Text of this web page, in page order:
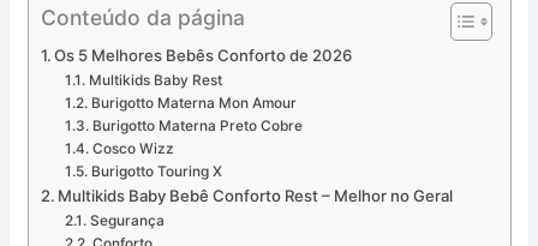
Conteúdo da página
Os 5 Melhores Bebês Conforto de 2026
Multikids Baby Rest
Burigotto Materna Mon Amour
Burigotto Materna Preto Cobre
Cosco Wizz
Burigotto Touring X
Multikids Baby Bebê Conforto Rest – Melhor no Geral
Segurança